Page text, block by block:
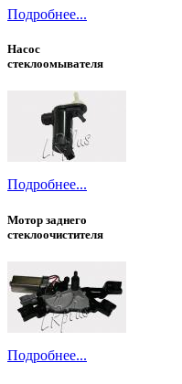
Подробнее...
Насос
стеклоомывателя
Подробнее...
Мотор заднего
стеклоочистителя
Подробнее...